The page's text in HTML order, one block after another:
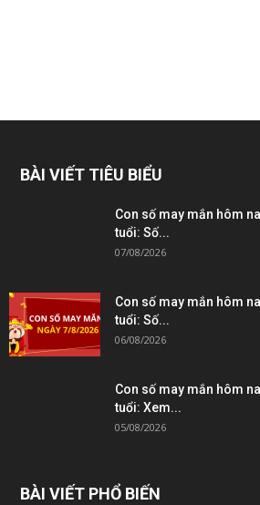
BÀI VIẾT TIÊU BIỂU
Con số may mắn hôm
tuổi: Số...
07/08/2026
Con số may mắn hôm
tuổi: Số...
06/08/2026
Con số may mắn hôm
tuổi: Xem...
05/08/2026
BÀI VIẾT PHỔ BIẾN